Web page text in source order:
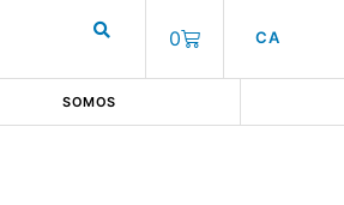
0 CA
SOMOS